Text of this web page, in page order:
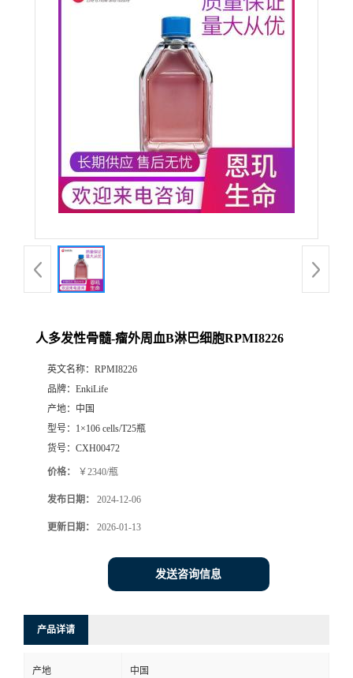
人多发性骨髓-瘤外周血B淋巴细胞RPMI8226
英文名称： RPMI8226
品牌： EnkiLife
产地： 中国
型号： 1×106 cells/T25瓶
货号： CXH00472
价格： ￥2340/瓶
发布日期： 2024-12-06
更新日期： 2026-01-13
发送咨询信息
产品详请
产地 中国